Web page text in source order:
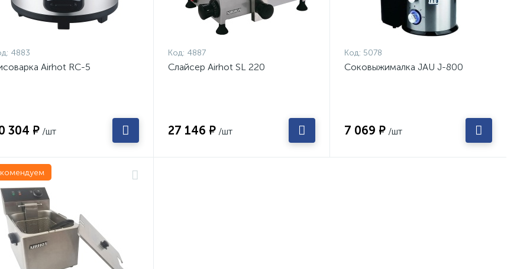
4883
Airhot RC-5
304 ₽ /шт
Код: 4887
Слайсер Airhot SL 220
27 146 ₽ /шт
Код: 5078
Соковыжималка JAU J-800
7 069 ₽ /шт